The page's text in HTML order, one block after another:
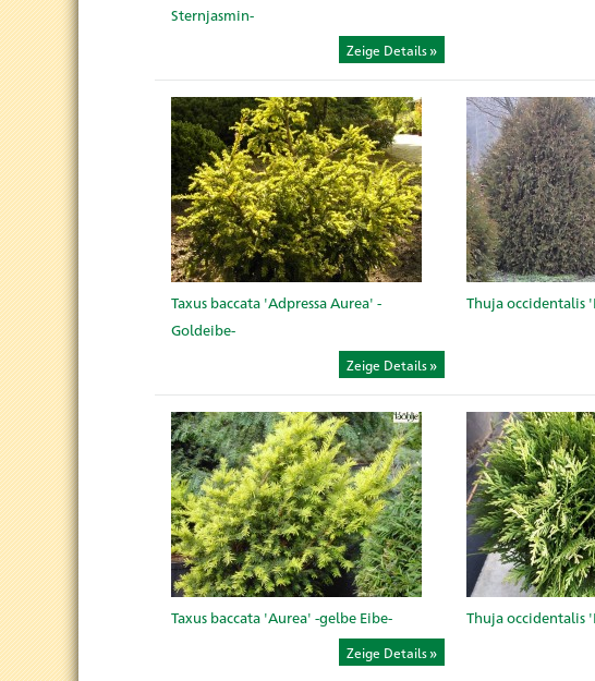
Sternjasmin-
Zeige Details
Taxus baccata 'Adpressa Aurea' -
Goldeibe-
Zeige Details
Thuja occidentalis
Taxus baccata 'Aurea' -gelbe Eibe-
Zeige Details
Thuja occidentalis